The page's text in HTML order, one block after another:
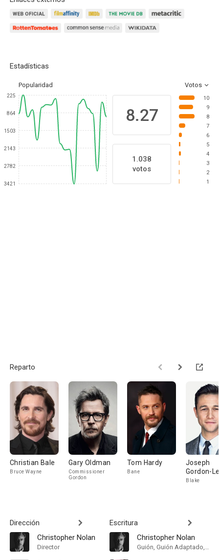
Estadísticas
Popularidad Votos
225
864
1503
2143
2782
3421
8.27
1.038
votos
10
9
8
7
6
5
4
3
2
1
Reparto
Christian Bale
Bruce Wayne
Gary Oldman
Commissioner
Gordon
Tom Hardy
Bane
Joseph
Gordon-
Blake
Dirección
Christopher Nolan
Director
Escritura
Christopher Nolan
Guión, Guión Adaptado, Historia